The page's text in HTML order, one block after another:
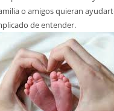
o amigos quieran
de entender.